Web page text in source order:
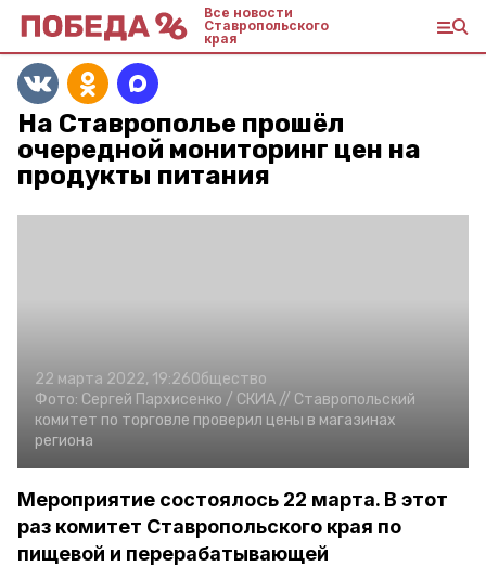
Все новости
Ставропольского
края
На Ставрополье прошёл
очередной мониторинг цен на
продукты питания
22 марта 2022, 19:26Общество
Фото: Сергей Пархисенко / СКИА // Ставропольский
комитет по торговле проверил цены в магазинах
региона
Мероприятие состоялось 22 марта. В этот
раз комитет Ставропольского края по
пищевой и перерабатывающей